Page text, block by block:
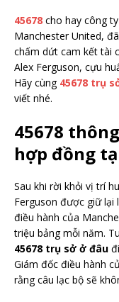
45678 cho hay công
Manchester United,
chấm dứt cam kết tài
Alex Ferguson, cựu
Hãy cùng 45678 trụ
viết nhé.
45678
hợp đồng
Sau khi rời khỏi vị trí
Ferguson được giữ lại
điều hành của
triệu bảng mỗi năm.
45678 trụ sở ở đâu
Giám đốc điều hành
rằng câu lạc bộ sẽ